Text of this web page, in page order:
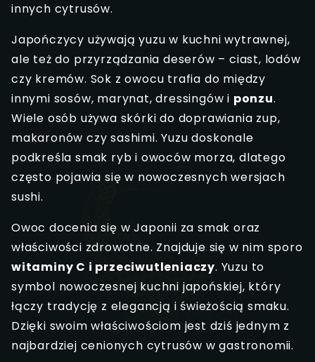
innych cytrusów.
Japończycy używają yuzu w kuchni wytrawnej,
ale też do przyrządzania deserów – ciast, lodów
czy kremów. Sok z owocu trafia do między
innymi sosów, marynat, dressingów i ponzu.
Wiele osób używa skórki do doprawiania zup,
makaronów czy sashimi. Yuzu doskonale
podkreśla smak ryb i owoców morza, dlatego
często pojawia się w nowoczesnych wersjach
sushi.
Owoc docenia się w Japonii za smak oraz
właściwości zdrowotne. Znajduje się w nim sporo
witaminy C i przeciwutleniaczy. Yuzu to
symbol nowoczesnej kuchni japońskiej, który
łączy tradycję z elegancją i świeżością smaku.
Dzięki swoim właściwościom jest dziś jednym z
najbardziej cenionych cytrusów w gastronomii.